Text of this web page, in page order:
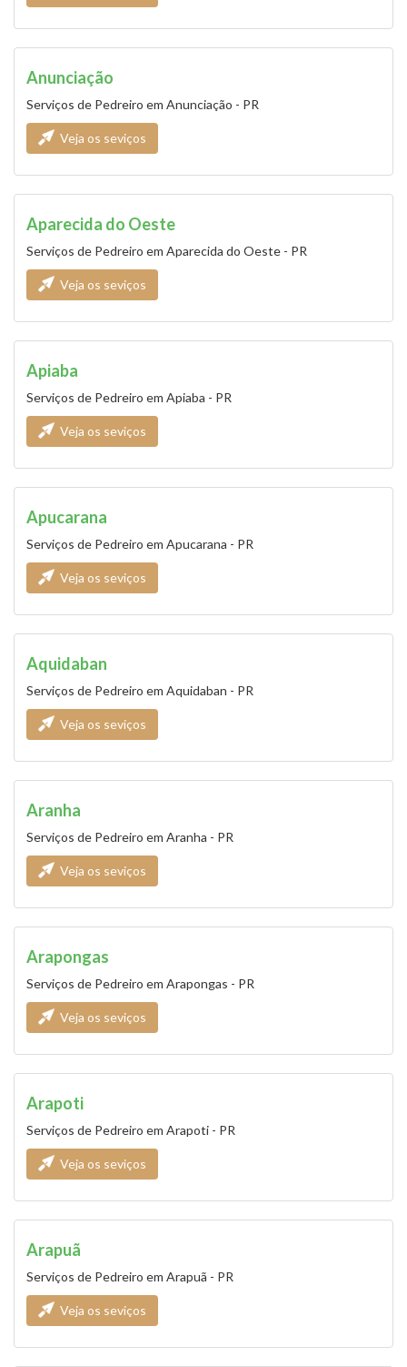
Anunciação
Serviços de Pedreiro em Anunciação - PR
Veja os seviços
Aparecida do Oeste
Serviços de Pedreiro em Aparecida do Oeste - PR
Veja os seviços
Apiaba
Serviços de Pedreiro em Apiaba - PR
Veja os seviços
Apucarana
Serviços de Pedreiro em Apucarana - PR
Veja os seviços
Aquidaban
Serviços de Pedreiro em Aquidaban - PR
Veja os seviços
Aranha
Serviços de Pedreiro em Aranha - PR
Veja os seviços
Arapongas
Serviços de Pedreiro em Arapongas - PR
Veja os seviços
Arapoti
Serviços de Pedreiro em Arapoti - PR
Veja os seviços
Arapuã
Serviços de Pedreiro em Arapuã - PR
Veja os seviços